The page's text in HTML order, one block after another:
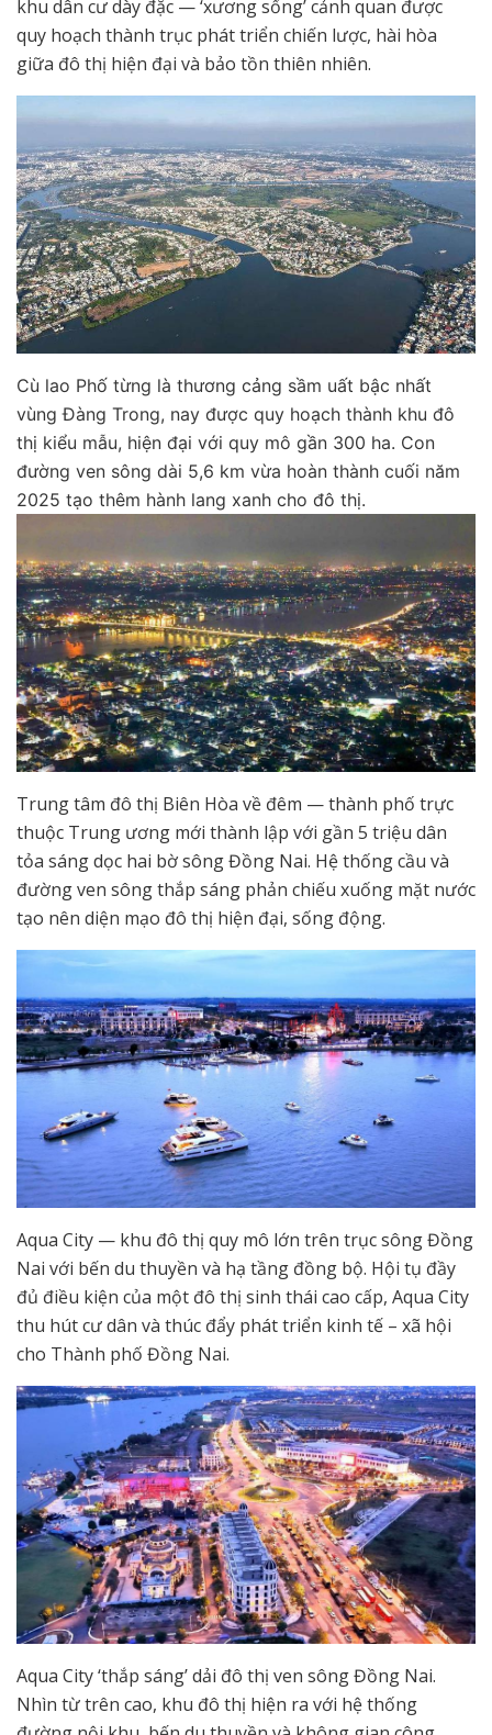
khu dân cư dày đặc — ‘xương sống’ cảnh quan được
quy hoạch thành trục phát triển chiến lược, hài hòa
giữa đô thị hiện đại và bảo tồn thiên nhiên.
Cù lao Phố từng là thương cảng sầm uất bậc nhất
vùng Đàng Trong, nay được quy hoạch thành khu đô
thị kiểu mẫu, hiện đại với quy mô gần 300 ha. Con
đường ven sông dài 5,6 km vừa hoàn thành cuối năm
2025 tạo thêm hành lang xanh cho đô thị.
Trung tâm đô thị Biên Hòa về đêm — thành phố trực
thuộc Trung ương mới thành lập với gần 5 triệu dân
tỏa sáng dọc hai bờ sông Đồng Nai. Hệ thống cầu và
đường ven sông thắp sáng phản chiếu xuống mặt nước
tạo nên diện mạo đô thị hiện đại, sống động.
Aqua City — khu đô thị quy mô lớn trên trục sông Đồng
Nai với bến du thuyền và hạ tầng đồng bộ. Hội tụ đầy
đủ điều kiện của một đô thị sinh thái cao cấp, Aqua City
thu hút cư dân và thúc đẩy phát triển kinh tế – xã hội
cho Thành phố Đồng Nai.
Aqua City ‘thắp sáng’ dải đô thị ven sông Đồng Nai.
Nhìn từ trên cao, khu đô thị hiện ra với hệ thống